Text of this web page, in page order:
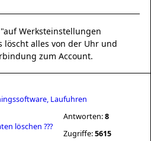
Werksteinstellungen
löscht alles von der Uhr und
zum Account.
Laufuhren
löschen ???
Antworten:8
Zugriffe:5615